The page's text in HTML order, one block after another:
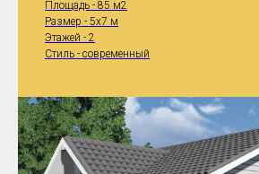
Площадь - 85 м2
Размер - 5x7 м
Этажей - 2
Стиль - современный